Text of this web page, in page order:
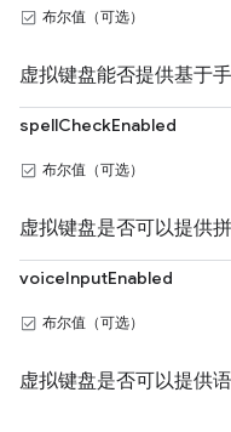
布尔值（可选）
虚拟键盘能否提供基于
spellCheckEnabled
布尔值（可选）
虚拟键盘是否可以提供拼
voiceInputEnabled
布尔值（可选）
虚拟键盘是否可以提供语